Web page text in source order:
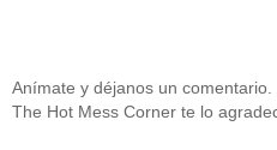
Anímate y déjanos un comentario.
The Hot Mess Corner te lo